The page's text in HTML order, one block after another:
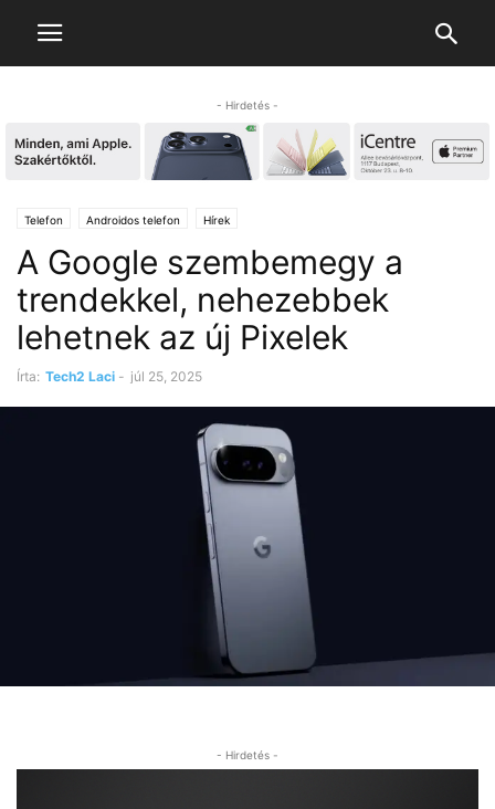
- Hirdetés -
Telefon Androidos telefon Hírek
A Google szembemegy a
trendekkel, nehezebbek
lehetnek az új Pixelek
Írta: Tech2 Laci - júl 25, 2025
- Hirdetés -